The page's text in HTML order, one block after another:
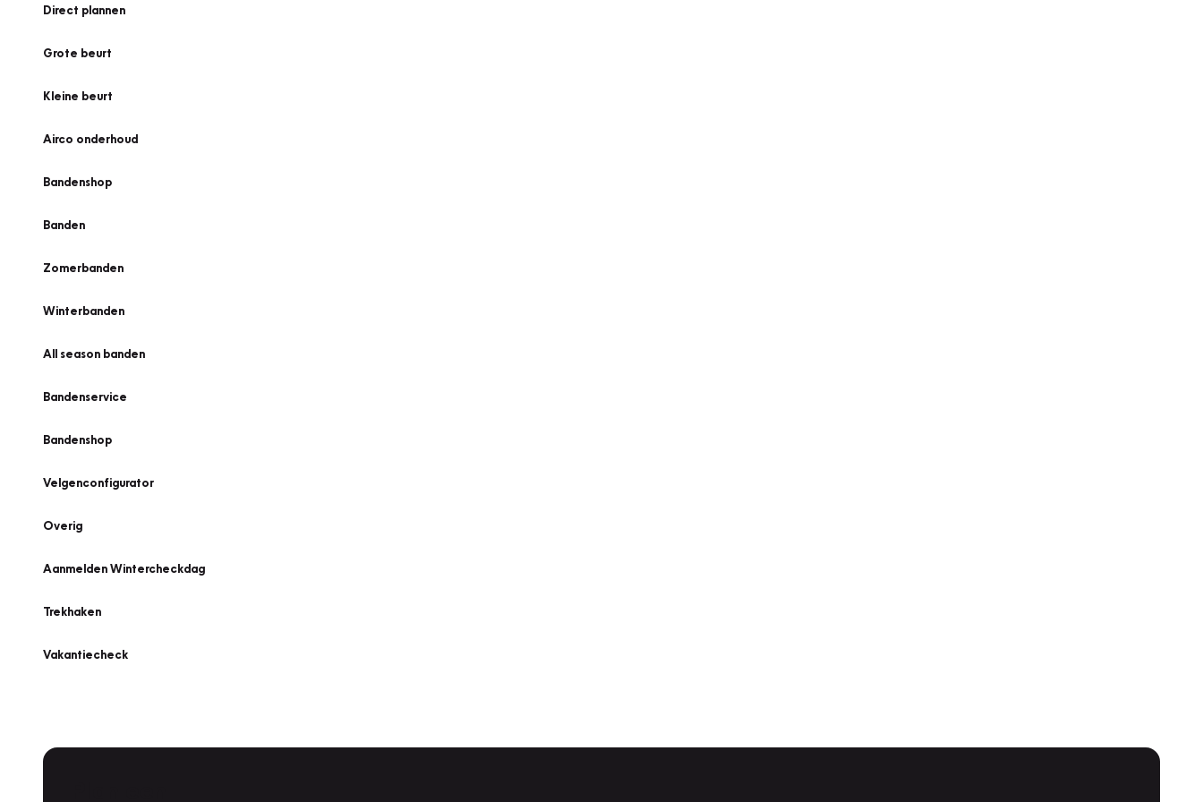
Direct plannen
Grote beurt
Kleine beurt
Airco onderhoud
Bandenshop
Banden
Zomerbanden
Winterbanden
All season banden
Bandenservice
Bandenshop
Velgenconfigurator
Overig
Aanmelden Wintercheckdag
Trekhaken
Vakantiecheck